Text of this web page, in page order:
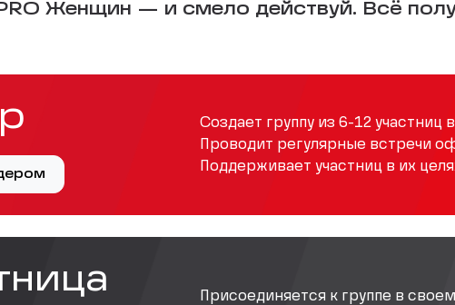
Женщин — и смело действуй. Всё
Создает группу из 6-12 участниц
Проводит регулярные встречи
Поддерживает участниц в их
Присоединяется к группе в